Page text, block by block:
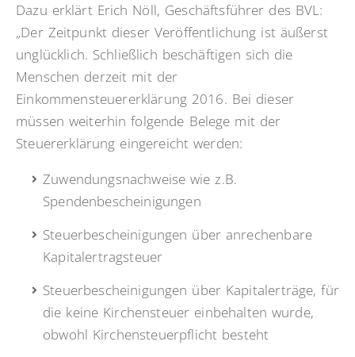
Dazu erklärt Erich Nöll, Geschäftsführer des BVL:
„Der Zeitpunkt dieser Veröffentlichung ist äußerst
unglücklich. Schließlich beschäftigen sich die
Menschen derzeit mit der
Einkommensteuererklärung 2016. Bei dieser
müssen weiterhin folgende Belege mit der
Steuererklärung eingereicht werden:
Zuwendungsnachweise wie z.B.
Spendenbescheinigungen
Steuerbescheinigungen über anrechenbare
Kapitalertragsteuer
Steuerbescheinigungen über Kapitalerträge, für
die keine Kirchensteuer einbehalten wurde,
obwohl Kirchensteuerpflicht besteht